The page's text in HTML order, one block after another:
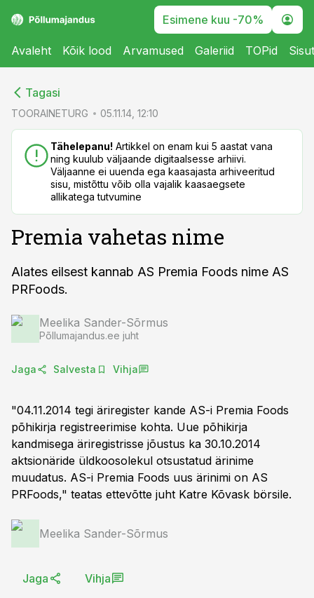
Esimene kuu -70%
Avaleht Kõik lood Arvamused Galeriid TOPid
Tagasi
TOORAINETURG 05.11.14, 12:10
Tähelepanu! Artikkel on enam kui 5 aastat vana
ning kuulub väljaande digitaalsesse arhiivi.
Väljaanne ei uuenda ega kaasajasta arhiveeritud
sisu, mistõttu võib olla vajalik kaasaegsete
allikatega tutvumine
Premia vahetas nime
Alates eilsest kannab AS Premia Foods nime AS
PRFoods.
Meelika Sander-Sõrmus
Põllumajandus.ee juht
Jaga Salvesta Vihja
"04.11.2014 tegi äriregister kande AS-i Premia Foods
põhikirja registreerimise kohta. Uue põhikirja
kandmisega äriregistrisse jõustus ka 30.10.2014
aktsionäride üldkoosolekul otsustatud ärinime
muudatus. AS-i Premia Foods uus ärinimi on AS
PRFoods," teatas ettevõtte juht Katre Kõvask börsile.
Meelika Sander-Sõrmus
Jaga Vihja